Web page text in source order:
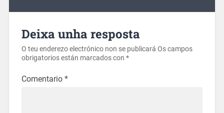
Deixa unha resposta
O teu enderezo electrónico non se publicará Os campos
obrigatorios están marcados con *
Comentario *